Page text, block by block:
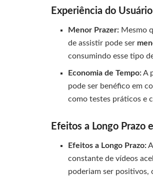
Experiência do
Menor Prazer: Mesmo
de assistir pode ser
consumindo esse tipo
Economia de Tempo:A
pode ser benéfico em
como testes práticos e
Efeitos a Longo Prazo
Efeitos a Longo Prazo:
constante de vídeos
poderiam ser positivos,